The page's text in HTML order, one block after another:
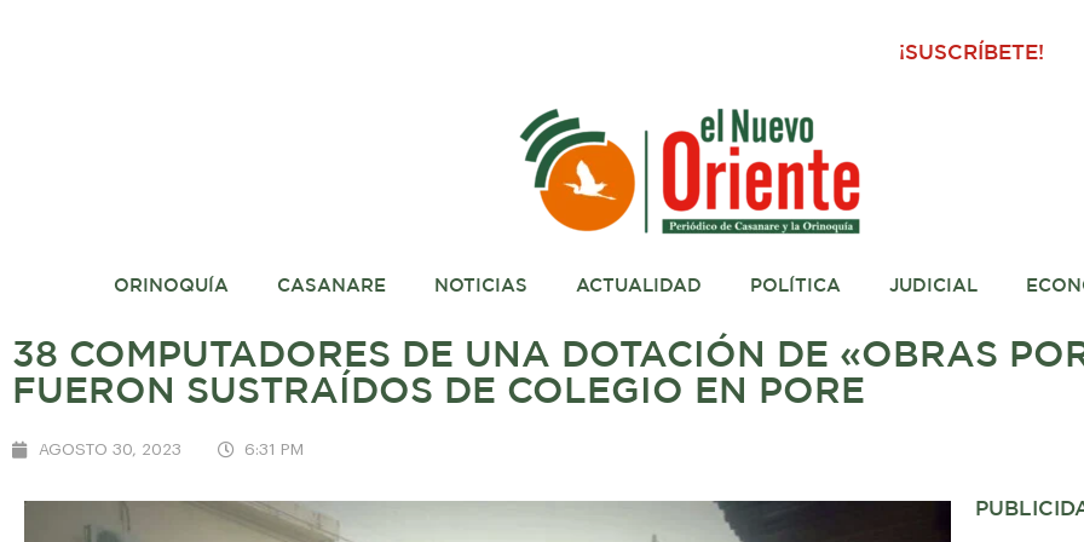
¡SUSCRÍBETE!
ORINOQUÍA CASANARE NOTICIAS ACTUALIDAD POLÍTICA JUDICIAL
38 COMPUTADORES DE UNA DOTACIÓN DE «OBRAS
FUERON SUSTRAÍDOS DE COLEGIO EN PORE
AGOSTO 30, 2023 6:31 PM